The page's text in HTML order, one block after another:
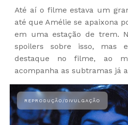
Até aí o filme estava um
até que Amélie se apaixona
em uma estação de trem.
spoilers sobre isso, mas
destaque no filme, ao
acompanha as subtramas já